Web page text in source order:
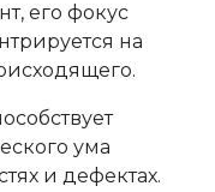
его фокус
на
ума
и дефектах.